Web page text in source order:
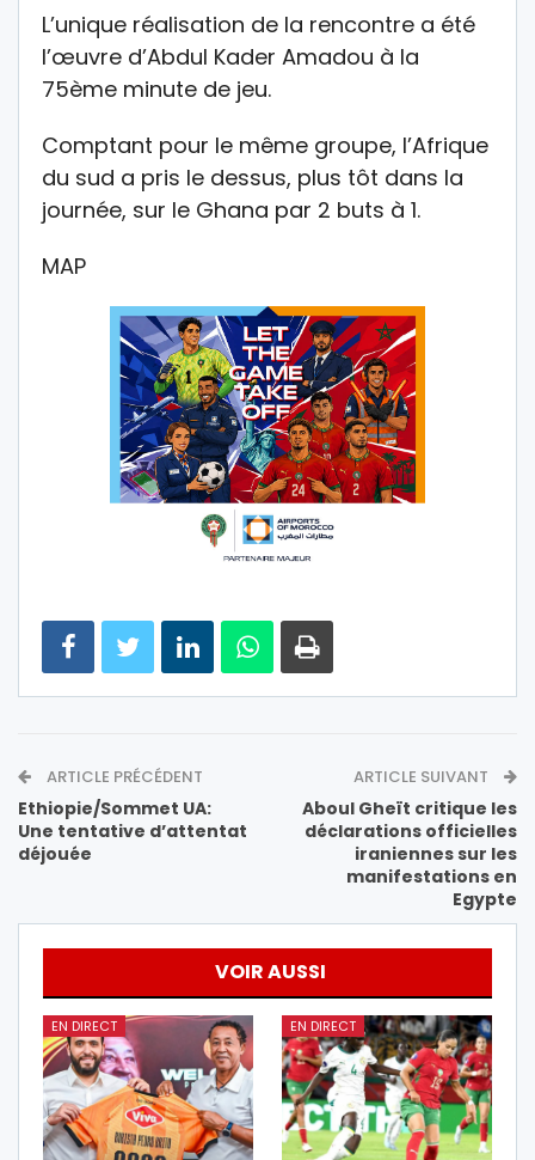
L’unique réalisation de la rencontre a été
l’œuvre d’Abdul Kader Amadou à la
75ème minute de jeu.
Comptant pour le même groupe, l’Afrique
du sud a pris le dessus, plus tôt dans la
journée, sur le Ghana par 2 buts à 1.
MAP
ARTICLE PRÉCÉDENT
Ethiopie/Sommet UA:
Une tentative d’attentat
déjouée
ARTICLE SUIVANT
Aboul Gheït critique les
déclarations officielles
iraniennes sur les
manifestations en
Egypte
VOIR AUSSI
EN DIRECT EN DIRECT